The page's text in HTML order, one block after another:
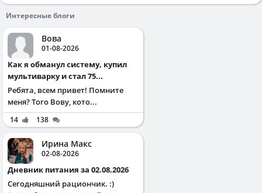
Интересные блоги
Вова
01-08-2026
Как я обманул систему, купил
мультиварку и стал 75...
Ребята, всем привет! Помните
меня? Того Вову, кото...
14 138
Ирина Макс
02-08-2026
Дневник питания за 02.08.2026
Сегодняшний рациончик. :)